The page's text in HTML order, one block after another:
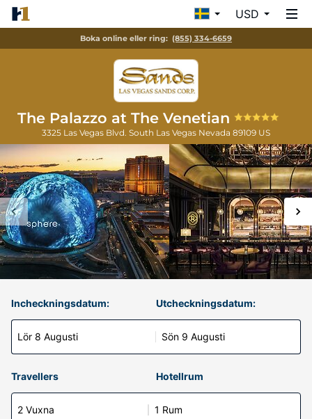
USD
Boka online eller ring: (855) 334-6659
The Palazzo at The Venetian
3325 Las Vegas Blvd. South Las Vegas Nevada 89109 US
Incheckningsdatum:
Lör 8 Augusti
Utcheckningsdatum:
Sön 9 Augusti
Travellers Hotellrum
2 Vuxna 1 Rum